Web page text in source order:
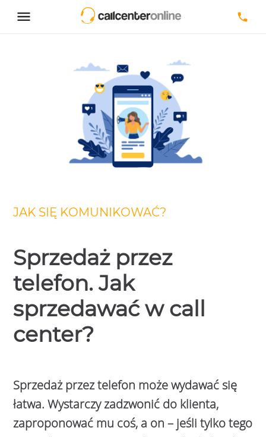
JAK SIĘ KOMUNIKOWAĆ?
Sprzedaż przez
telefon. Jak
sprzedawać w call
center?
Sprzedaż przez telefon może wydawać się
łatwa. Wystarczy zadzwonić do klienta,
zaproponować mu coś, a on – jeśli tylko tego